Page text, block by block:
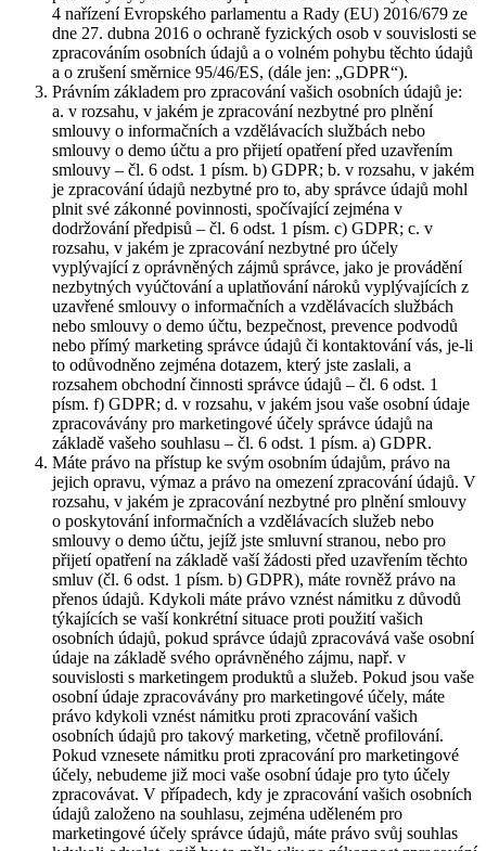
4 nařízení Evropského parlamentu a Rady (EU) 2016/679 ze
dne 27. dubna 2016 o ochraně fyzických osob v souvislosti se
zpracováním osobních údajů a o volném pohybu těchto údajů
a o zrušení směrnice 95/46/ES, (dále jen: „GDPR“).
Právním základem pro zpracování vašich osobních údajů je:
a. v rozsahu, v jakém je zpracování nezbytné pro plnění
smlouvy o informačních a vzdělávacích službách nebo
smlouvy o demo účtu a pro přijetí opatření před uzavřením
smlouvy – čl. 6 odst. 1 písm. b) GDPR; b. v rozsahu, v jakém
je zpracování údajů nezbytné pro to, aby správce údajů mohl
plnit své zákonné povinnosti, spočívající zejména v
dodržování předpisů – čl. 6 odst. 1 písm. c) GDPR; c. v
rozsahu, v jakém je zpracování nezbytné pro účely
vyplývající z oprávněných zájmů správce, jako je provádění
nezbytných vyúčtování a uplatňování nároků vyplývajících z
uzavřené smlouvy o informačních a vzdělávacích službách
nebo smlouvy o demo účtu, bezpečnost, prevence podvodů
nebo přímý marketing správce údajů či kontaktování vás, je-li
to odůvodněno zejména dotazem, který jste zaslali, a
rozsahem obchodní činnosti správce údajů – čl. 6 odst. 1
písm. f) GDPR; d. v rozsahu, v jakém jsou vaše osobní údaje
zpracovávány pro marketingové účely správce údajů na
základě vašeho souhlasu – čl. 6 odst. 1 písm. a) GDPR.
Máte právo na přístup ke svým osobním údajům, právo na
jejich opravu, výmaz a právo na omezení zpracování údajů. V
rozsahu, v jakém je zpracování nezbytné pro plnění smlouvy
o poskytování informačních a vzdělávacích služeb nebo
smlouvy o demo účtu, jejíž jste smluvní stranou, nebo pro
přijetí opatření na základě vaší žádosti před uzavřením těchto
smluv (čl. 6 odst. 1 písm. b) GDPR), máte rovněž právo na
přenos údajů. Kdykoli máte právo vznést námitku z důvodů
týkajících se vaší konkrétní situace proti použití vašich
osobních údajů, pokud správce údajů zpracovává vaše osobní
údaje na základě svého oprávněného zájmu, např. v
souvislosti s marketingem produktů a služeb. Pokud jsou vaše
osobní údaje zpracovávány pro marketingové účely, máte
právo kdykoli vznést námitku proti zpracování vašich
osobních údajů pro takový marketing, včetně profilování.
Pokud vznesete námitku proti zpracování pro marketingové
účely, nebudeme již moci vaše osobní údaje pro tyto účely
zpracovávat. V případech, kdy je zpracování vašich osobních
údajů založeno na souhlasu, zejména uděleném pro
marketingové účely správce údajů, máte právo svůj souhlas